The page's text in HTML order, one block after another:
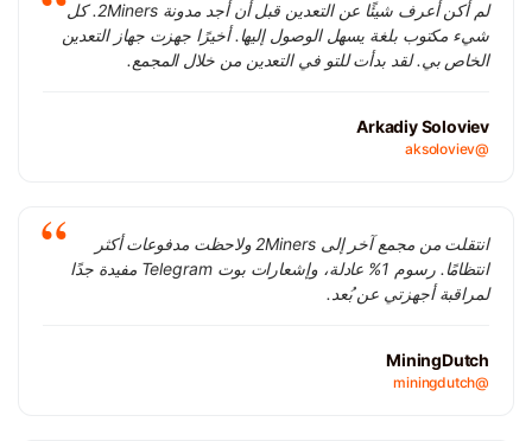
لم أكن أعرف شيئًا عن التعدين قبل أن أجد مدونة 2Miners. كل
شيء مكتوب بلغة يسهل الوصول إليها. أخيرًا جهزت جهاز التعدين
الخاص بي. لقد بدأت للتو في التعدين من خلال المجمع.
Arkadiy Soloviev
@aksoloviev
انتقلت من مجمع آخر إلى 2Miners ولاحظت مدفوعات أكثر
انتظامًا. رسوم 1% عادلة، وإشعارات بوت Telegram مفيدة جدًا
لمراقبة أجهزتي عن بُعد.
MiningDutch
@miningdutch